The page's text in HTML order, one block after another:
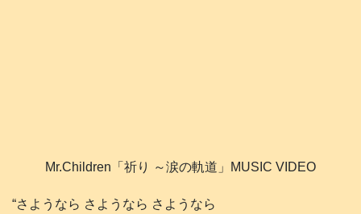
Mr.Children「祈り ～涙の軌道」MUSIC VIDEO
“さようなら さようなら さようなら